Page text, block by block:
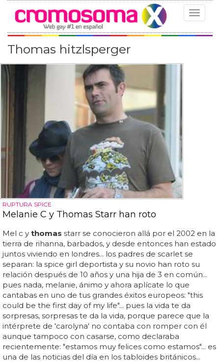
Toggle
Thomas hitzlsperger
RUPTURA SPICE
Melanie C y Thomas Starr han roto
Mel c y thomas starr se conocieron allá por el 2002 en la
tierra de rihanna, barbados, y desde entonces han estado
juntos viviendo en londres... los padres de scarlet se
separan: la spice girl deportista y su novio han roto su
relación después de 10 años y una hija de 3 en común...
pues nada, melanie, ánimo y ahora aplícate lo que
cantabas en uno de tus grandes éxitos europeos: "this
could be the first day of my life"... pues la vida te da
sorpresas, sorpresas te da la vida, porque parece que la
intérprete de 'carolyna' no contaba con romper con él
aunque tampoco con casarse, como declaraba
recientemente: "estamos muy felices como estamos"... es
una de las noticias del día en los tabloides británicos...